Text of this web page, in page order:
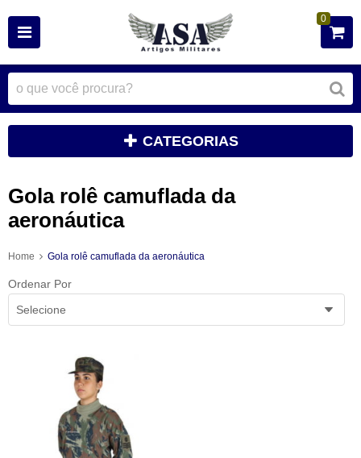
0
CATEGORIAS
Gola rolê camuflada da
aeronáutica
Home Gola rolê camuflada da aeronáutica
Ordenar Por
Selecione